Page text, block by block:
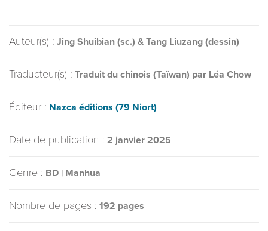
Auteur(s) : Jing Shuibian (sc.) & Tang Liuzang (dessin)
Traducteur(s) : Traduit du chinois (Taïwan) par Léa Chow
Éditeur : Nazca éditions (79 Niort)
Date de publication : 2 janvier 2025
Genre : BD | Manhua
Nombre de pages : 192 pages